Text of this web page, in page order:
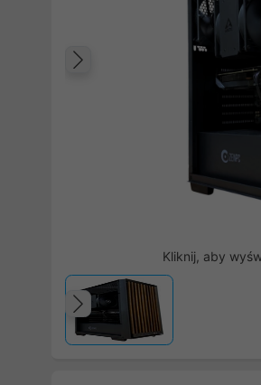
Kliknij, aby
Poprzedni